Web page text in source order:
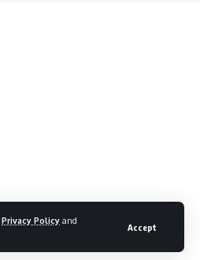
Privacy Policy and
Accept